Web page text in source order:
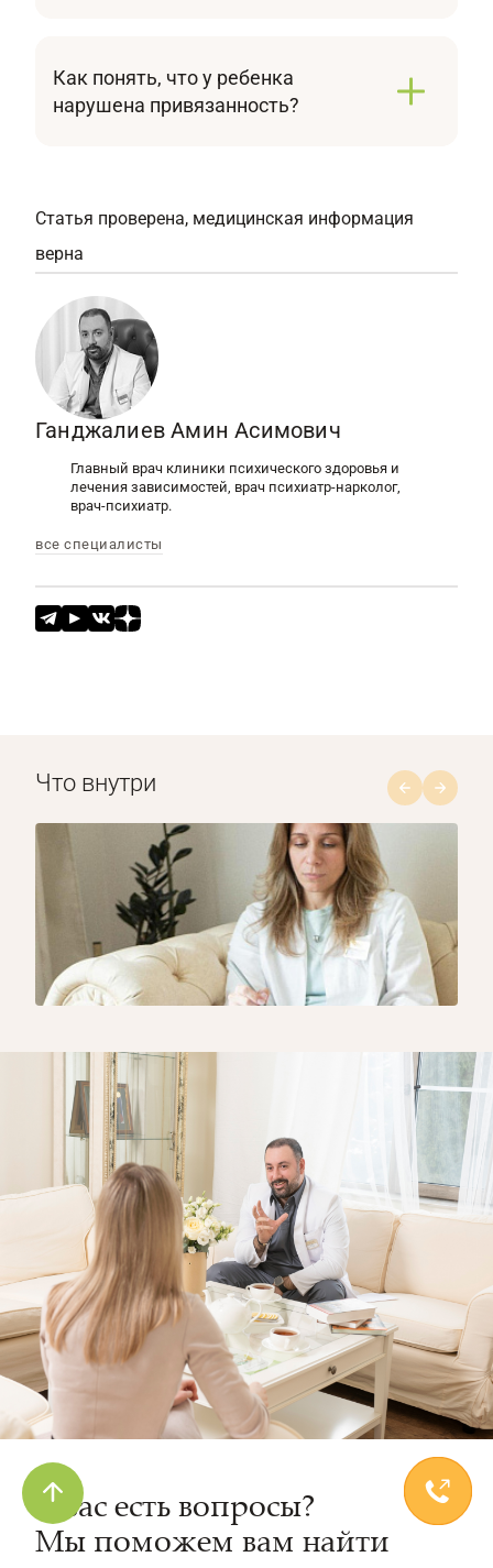
расставании. Он может демонстрировать
неадекватную реакцию на знакомых и
Как понять, что у ребенка
нарушена привязанность?
контакта. Если ребенок систематически
возвращение важных для себя людей, это
может быть признаком нарушений.
Статья проверена, медицинская информация
верна
Ганджалиев Амин Асимович
Главный врач клиники психического здоровья и
лечения зависимостей, врач психиатр-нарколог,
врач-психиатр.
все специалисты
Что внутри
1/8
У вас есть вопросы?
Мы поможем вам найти